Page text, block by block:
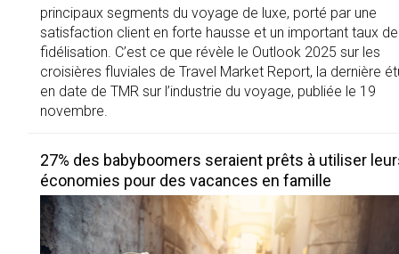
principaux segments du voyage de luxe, porté par une
satisfaction client en forte hausse et un important taux de
fidélisation. C’est ce que révèle le Outlook 2025 sur les
croisières fluviales de Travel Market Report, la dernière
en date de TMR sur l’industrie du voyage, publiée le 19
novembre.
27% des babyboomers seraient prêts à utiliser
économies pour des vacances en famille